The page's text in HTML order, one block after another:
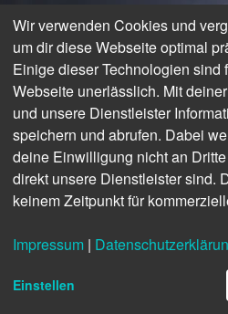
Eifel eMag - Das
Wir verwenden Cookies und
um dir diese Webseite optimal
Einige dieser Technologien sind
Webseite unerlässlich. Mit
und unsere Dienstleister
speichern und abrufen. Dabei
deine Einwilligung nicht an
direkt unsere Dienstleister sind.
keinem Zeitpunkt für
Impressum |
Einstellen